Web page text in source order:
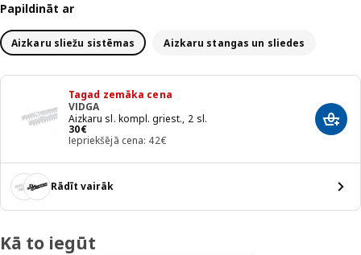
Papildināt ar
Aizkaru sliežu sistēmas Aizkaru stangas un sliedes
Tagad zemāka cena
VIDGA
Aizkaru sl. kompl. griest., 2 sl.
30€
Cena 30€
Iepriekšējā cena: 42€
Rādīt vairāk
Kā to iegūt